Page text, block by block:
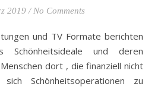
2019 / No Comments
und TV Formate berichten
Schönheitsideale und deren
dort , die finanziell nicht
Schönheitsoperationen zu